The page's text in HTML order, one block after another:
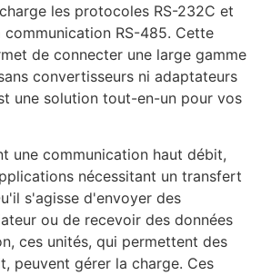
les protocoles RS-232C et
communication RS-485. Cette
de connecter une large gamme
convertisseurs ni adaptateurs
une solution tout-en-un pour vos
une communication haut débit,
nécessitant un transfert
s'agisse d'envoyer des
ou de recevoir des données
ces unités, qui permettent des
peuvent gérer la charge. Ces